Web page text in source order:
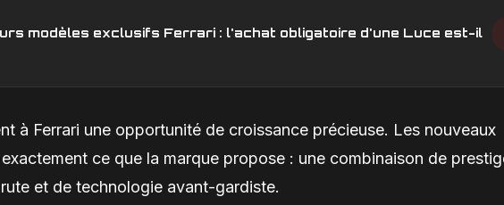
modèles exclusifs Ferrari : l'achat obligatoire d'une Luce est-il
à Ferrari une opportunité de croissance précieuse. Les nouveaux
ce que la marque propose : une combinaison de
et de technologie avant-gardiste.